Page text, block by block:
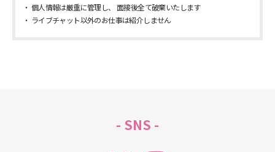
個人情報は厳重に管理し、 面接後全て破棄いたします
ライブチャット以外のお仕事は紹介しません
- SNS -